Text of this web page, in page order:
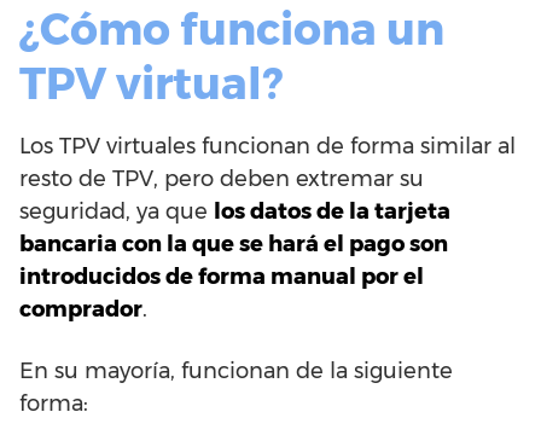
¿Cómo funciona un
TPV virtual?
Los TPV virtuales funcionan de forma similar al
resto de TPV, pero deben extremar su
seguridad, ya que los datos de la tarjeta
bancaria con la que se hará el pago son
introducidos de forma manual por el
comprador.
En su mayoría, funcionan de la siguiente
forma: